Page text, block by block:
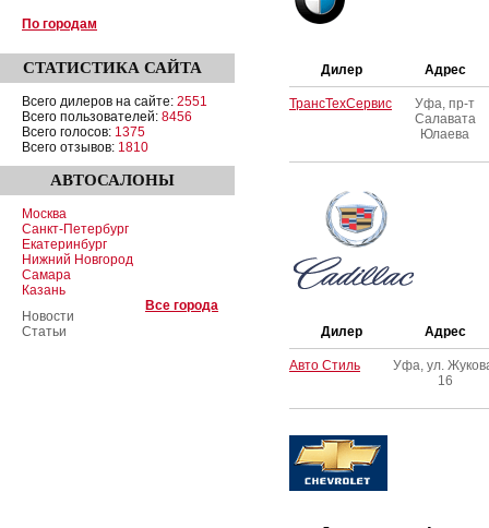
По городам
СТАТИСТИКА САЙТА
Всего дилеров на сайте: 2551
Всего пользователей: 8456
Всего голосов: 1375
Всего отзывов: 1810
АВТОСАЛОНЫ
Москва
Санкт-Петербург
Екатеринбург
Нижний Новгород
Самара
Казань
Все города
Новости
Статьи
Дилер Адрес
ТрансТехСервис
Уфа, пр-т
Салавата
Юлаева
Дилер Адрес
Авто Стиль
Уфа, ул.
16